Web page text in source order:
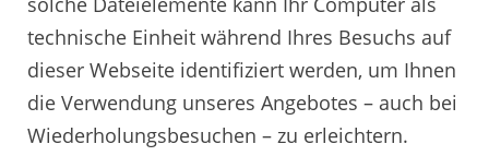
technische Einheit während Ihres Besuchs auf
dieser Webseite identifiziert werden, um Ihnen
die Verwendung unseres Angebotes – auch bei
Wiederholungsbesuchen – zu erleichtern.